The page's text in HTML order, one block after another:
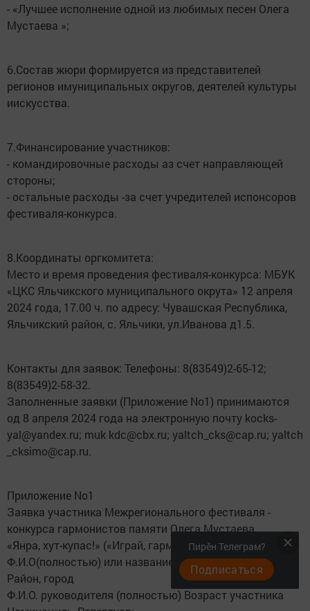
- «Лучшее исполнение одной из любимых песен Олега
Мустаева »;
6.Состав жюри формируется из представителей
регионов имуниципальных округов, деятелей культуры
иискусства.
7.Финансирование участников:
- командировочные расходы аз счет направляющей
стороны;
- остальные расходы -за счет учредителей испонсоров
фестиваля-конкурса.
8.Координаты оргкомитета:
Место и время проведения фестиваля-конкурса: МБУК
«ЦКС Яльчикского муниципального окрута» 12 апреля
2024 года, 17.00 ч. по адресу: Чувашская Республика,
Яльчикский район, с. Яльчики, ул.Иванова д1.5.
Контакты для заявок: Телефоны: 8(83549)2-65-12;
8(83549)2-58-32.
Заполненные заявки (Приложение No1) принимаются
од 8 апреля 2024 года на электронную почту kocks-
yal@yandex.ru; muk kdc@cbx.ru; yaltch_cks@cap.ru; yaltch
_cksimo@cap.ru.
Приложение No1
Заявка участника Межрегионального фестиваля -
конкурса гармонистов памяти Олега Мустаева
«Янра, хут-купас!» («Играй, гармонь!»)
Ф.И.О(полностью) или название коллектива
Район, город
Ф.И.О. руководителя (полностью) Возраст участника
Пирӗн Телеграм?
Подписаться